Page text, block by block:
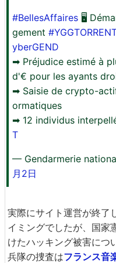
#BellesAffaires 🖥
gement
yberGEND
➡ Préjudice estimé à
d'€ pour les ayants
➡ Saisie de crypto-
ormatiques
➡ 12 individus
T
— Gendarmerie
月2日
実際にサイト運営が終了
イミングでしたが、国家
けたハッキング被害につ
兵隊の捜査はフランス音